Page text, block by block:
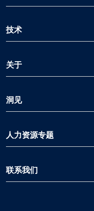
技术
关于
洞见
人力资源专题
联系我们